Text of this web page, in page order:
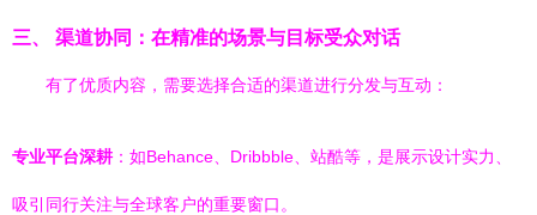
三、 渠道协同：在精准的场景与目标受众对话
有了优质内容，需要选择合适的渠道进行分发与互动：
专业平台深耕：如Behance、Dribbble、站酷等，是展示设计实力、
吸引同行关注与全球客户的重要窗口。